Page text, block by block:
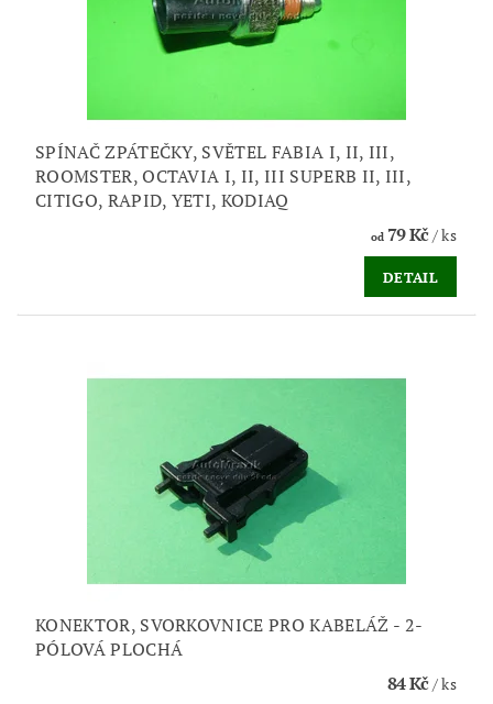
SPÍNAČ ZPÁTEČKY, SVĚTEL FABIA I, II, III,
ROOMSTER, OCTAVIA I, II, III SUPERB II, III,
CITIGO, RAPID, YETI, KODIAQ
od79 Kč/ ks
DETAIL
KONEKTOR, SVORKOVNICE PRO KABELÁŽ - 2-
PÓLOVÁ PLOCHÁ
84 Kč/ ks